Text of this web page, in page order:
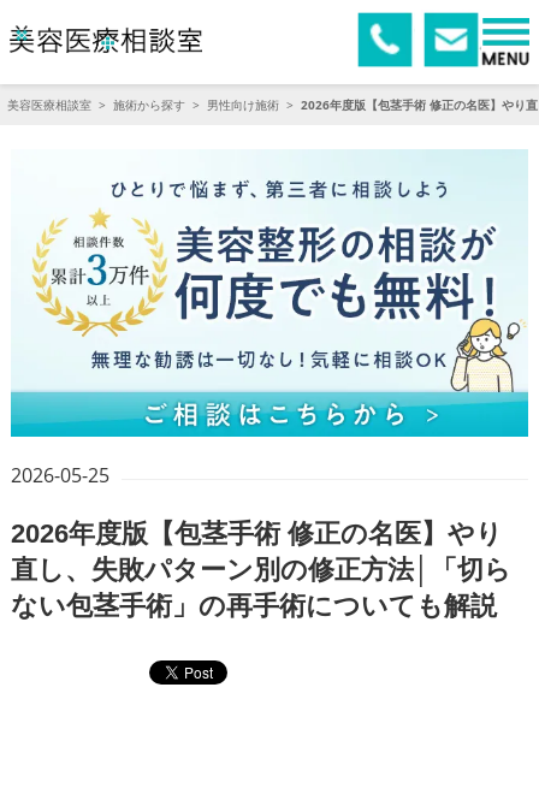
美容医療相談室 > 施術から探す > 男性向け施術 > 2026年度版【包茎手術 修正の名医】やり
2026-05-25
2026年度版【包茎手術 修正の名医】やり
直し、失敗パターン別の修正方法│「切ら
ない包茎手術」の再手術についても解説